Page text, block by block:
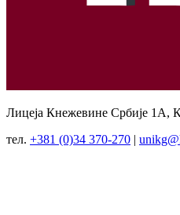
Лицеја Кнежевине Србије 1А,
тел. +381 (0)34 370-270 |